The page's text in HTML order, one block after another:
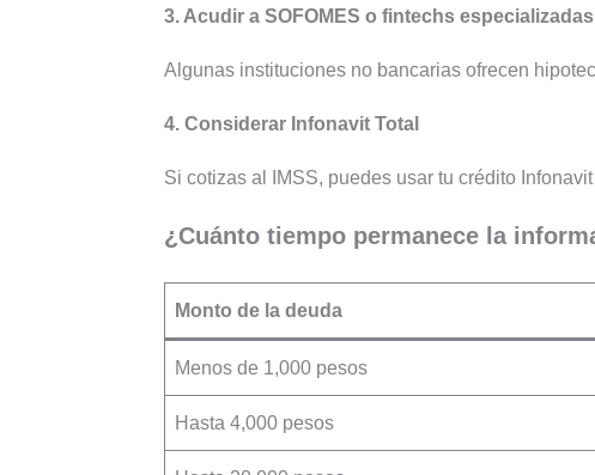
3. Acudir a SOFOMES o fintechs especializadas
Algunas instituciones no bancarias ofrecen
4. Considerar Infonavit Total
Si cotizas al IMSS, puedes usar tu crédito
¿Cuánto tiempo permanece la
Monto de la deuda
Menos de 1,000 pesos
Hasta 4,000 pesos